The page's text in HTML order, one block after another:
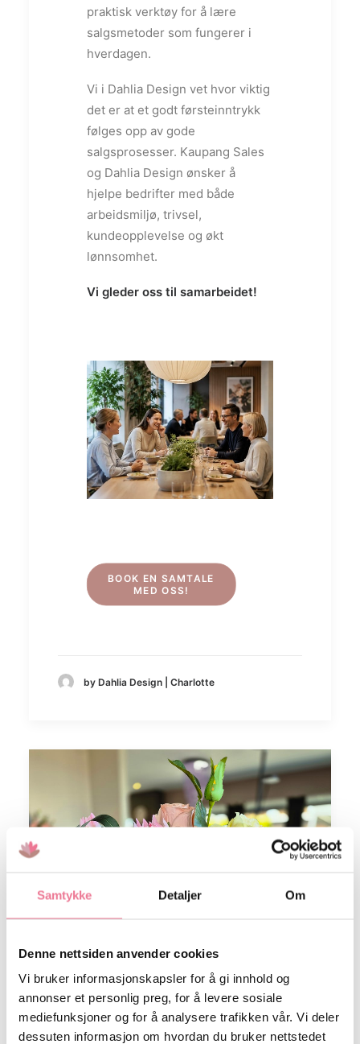
Samtykke Detaljer Om
Denne nettsiden anvender cookies
Vi bruker informasjonskapsler for å gi innhold og
annonser et personlig preg, for å levere sosiale
mediefunksjoner og for å analysere trafikken vår. Vi deler
dessuten informasjon om hvordan du bruker nettstedet
praktisk verktøy for å lære
salgsmetoder som fungerer i
hverdagen.
Vi i Dahlia Design vet hvor viktig
det er at et godt førsteinntrykk
følges opp av gode
salgsprosesser. Kaupang Sales
og Dahlia Design ønsker å
hjelpe bedrifter med både
arbeidsmiljø, trivsel,
kundeopplevelse og økt
lønnsomhet.
Vi gleder oss til samarbeidet!
BOOK EN SAMTALE
MED OSS!
by Dahlia Design | Charlotte